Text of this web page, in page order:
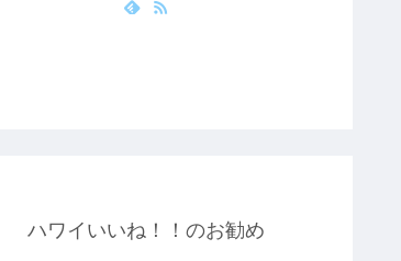
ハワイいいね！！のお勧め